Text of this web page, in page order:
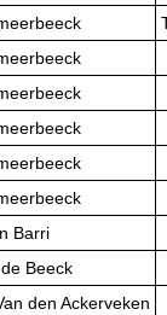
Barri
Beeck
den Ackerveken